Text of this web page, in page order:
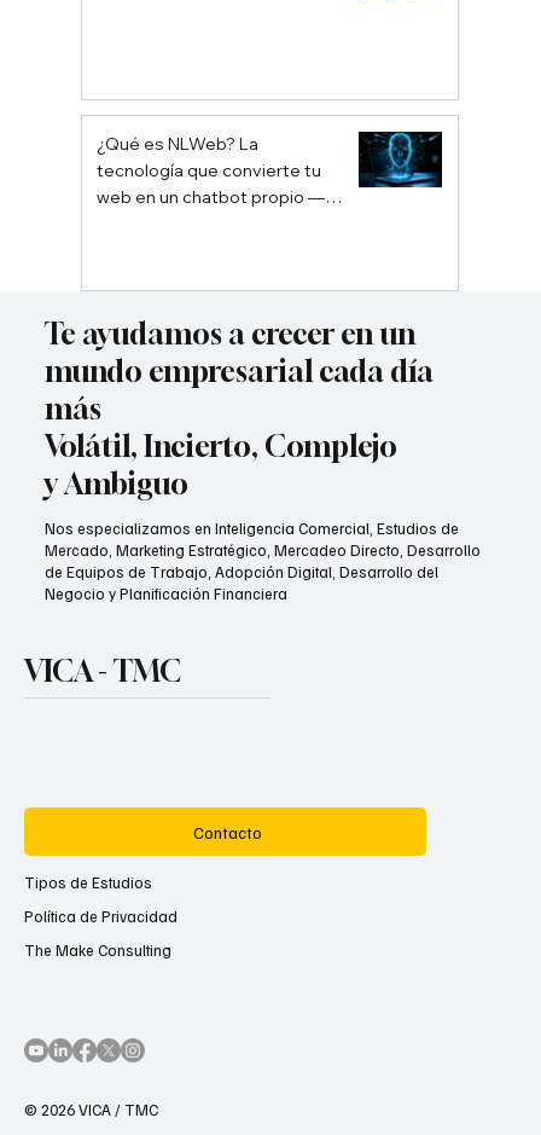
¿Qué es NLWeb? La
tecnología que convierte tu
web en un chatbot propio —
Te ayudamos a crecer en un
mundo empresarial cada día
más
Volátil, Incierto, Complejo
y Ambiguo
Nos especializamos en Inteligencia Comercial, Estudios de
Mercado, Marketing Estratégico, Mercadeo Directo, Desarrollo
de Equipos de Trabajo, Adopción Digital, Desarrollo del
Negocio y Planificación Financiera
VICA - TMC
Contacto
Tipos de Estudios
Política de Privacidad
The Make Consulting
© 2026 VICA / TMC